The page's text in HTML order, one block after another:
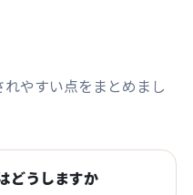
やすい点をまとめまし
どうしますか